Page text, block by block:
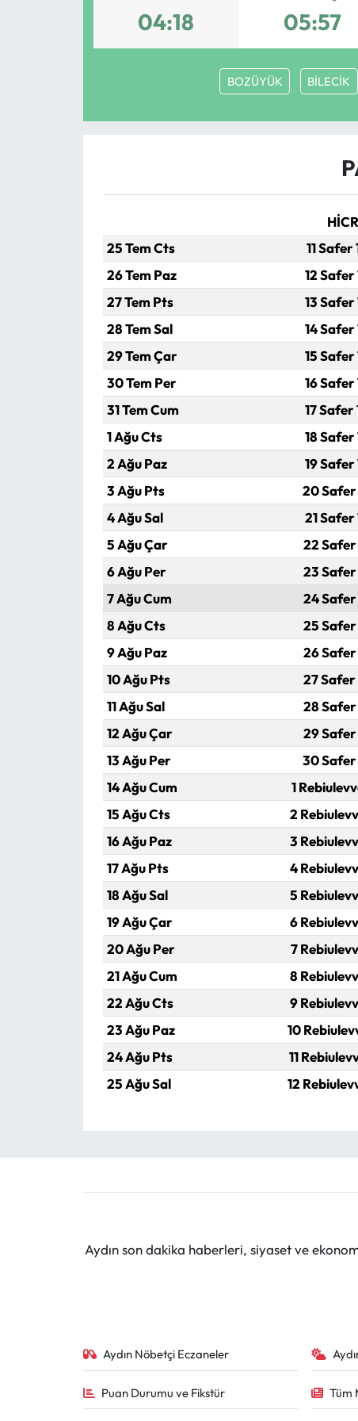
04:18 05:57
BOZÜYÜK BİLECİK
25 Tem Cts
11 Safer
26 Tem Paz
12 Safer
27 Tem Pts
13 Safer
28 Tem Sal
14 Safer
29 Tem Çar
15 Safer
30 Tem Per
16 Safer
31 Tem Cum
17 Safer
1 Ağu Cts
18 Safer
2 Ağu Paz
19 Safer
3 Ağu Pts
20 Safer
4 Ağu Sal
21 Safer
5 Ağu Çar
22 Safer
6 Ağu Per
23 Safer
7 Ağu Cum
24 Safer
8 Ağu Cts
25 Safer
9 Ağu Paz
26 Safer
10 Ağu Pts
27 Safer
11 Ağu Sal
28 Safer
12 Ağu Çar
29 Safer
13 Ağu Per
30 Safer
14 Ağu Cum
1
15 Ağu Cts
2
16 Ağu Paz
3
17 Ağu Pts
4
18 Ağu Sal
5
19 Ağu Çar
6
20 Ağu Per
7
21 Ağu Cum
8
22 Ağu Cts
9
23 Ağu Paz
10
24 Ağu Pts
11
25 Ağu Sal
12
Aydın son dakika haberleri, siyaset ve
Aydın Nöbetçi Eczaneler
Puan Durumu ve Fikstür Tüm
RESMİ İLANLAR
HABER İLAN